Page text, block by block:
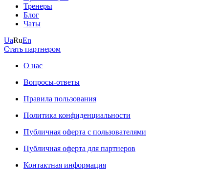
Тренеры
Блог
Чаты
UaRuEn
Стать партнером
О нас
Вопросы-ответы
Правила пользования
Политика конфиденциальности
Публичная оферта с пользователями
Публичная оферта для партнеров
Контактная информация